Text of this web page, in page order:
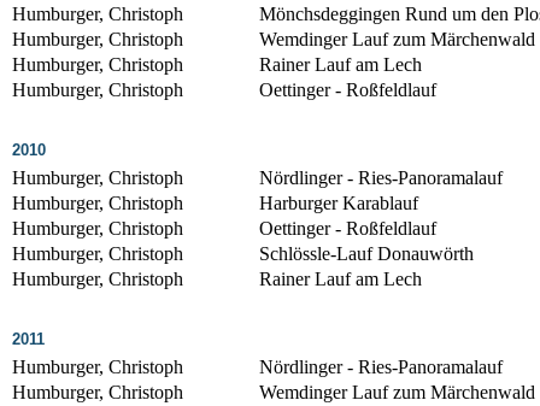
Humburger, Christoph
Mönchsdeggingen Rund um den
Humburger, Christoph
Wemdinger Lauf zum Märchenwald
Humburger, Christoph
Rainer Lauf am Lech
Humburger, Christoph
Oettinger - Roßfeldlauf
2010
Humburger, Christoph
Nördlinger - Ries-Panoramalauf
Humburger, Christoph
Harburger Karablauf
Humburger, Christoph
Oettinger - Roßfeldlauf
Humburger, Christoph
Schlössle-Lauf Donauwörth
Humburger, Christoph
Rainer Lauf am Lech
2011
Humburger, Christoph
Nördlinger - Ries-Panoramalauf
Humburger, Christoph
Wemdinger Lauf zum Märchenwald